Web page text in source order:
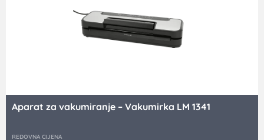
Aparat za vakumiranje – Vakumirka LM 1341
REDOVNA CIJENA